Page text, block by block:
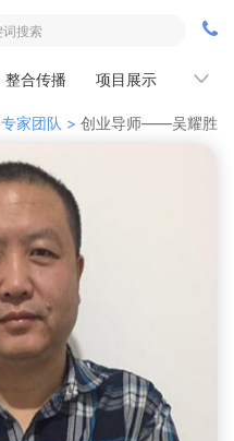
整合传播 项目展示 服务优
专家团队 > 创业导师——吴耀胜